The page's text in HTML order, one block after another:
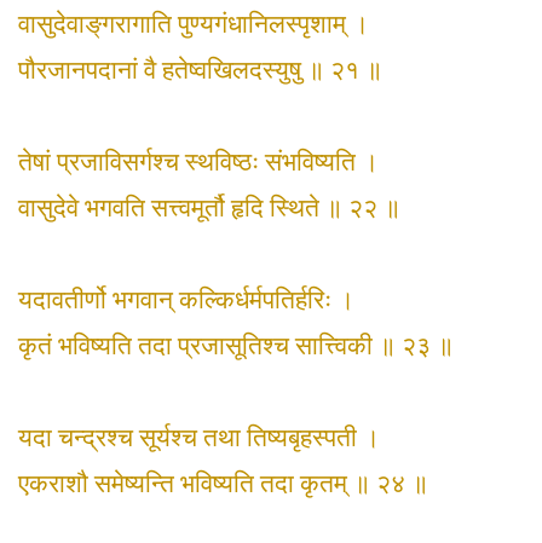
वासुदेवाङ्‌गरागाति पुण्यगंधानिलस्पृशाम् ।
पौरजानपदानां वै हतेष्वखिलदस्युषु ॥ २१ ॥
तेषां प्रजाविसर्गश्च स्थविष्ठः संभविष्यति ।
वासुदेवे भगवति सत्त्वमूर्तौ हृदि स्थिते ॥ २२ ॥
यदावतीर्णो भगवान् कल्किर्धर्मपतिर्हरिः ।
कृतं भविष्यति तदा प्रजासूतिश्च सात्त्विकी ॥ २३ ॥
यदा चन्द्रश्च सूर्यश्च तथा तिष्यबृहस्पती ।
एकराशौ समेष्यन्ति भविष्यति तदा कृतम् ॥ २४ ॥